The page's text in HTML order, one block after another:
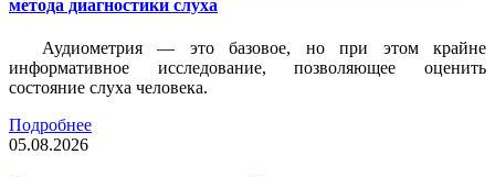
метода диагностики слуха
Аудиометрия — это базовое, но при этом крайне
информативное исследование, позволяющее оценить
состояние слуха человека.
Подробнее
05.08.2026